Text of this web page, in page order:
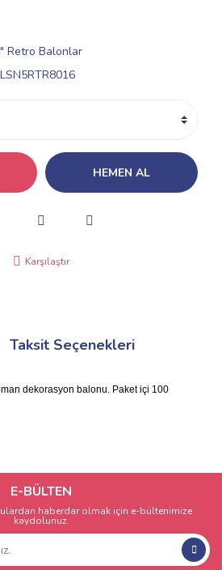
Retro Balonlar
HEMEN AL
Karşılaştır
Taksit Seçenekleri
dekorasyon balonu. Paket içi 100
E-BÜLTEN
haberdar olmak için e-bültenimize
kaydolunuz.